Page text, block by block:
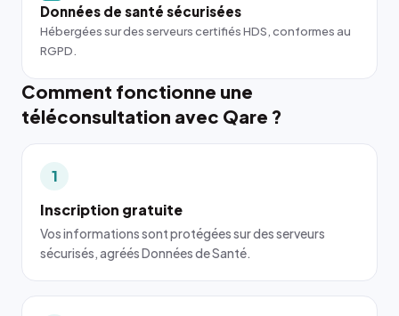
Données de santé sécurisées
Hébergées sur des serveurs certifiés HDS, conformes au
RGPD.
Comment fonctionne une
téléconsultation avec Qare ?
1
Inscription gratuite
Vos informations sont protégées sur des serveurs
sécurisés, agréés Données de Santé.